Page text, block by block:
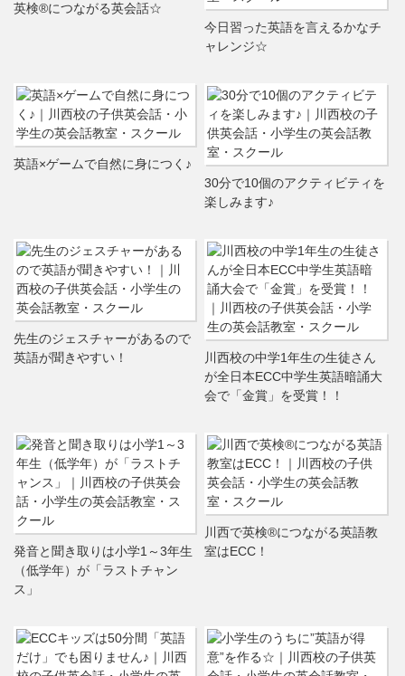
英検®につながる英会話☆
今日習った英語を言えるかなチ
ャレンジ☆
英語×ゲームで自然に身につく♪
30分で10個のアクティビティを
楽しみます♪
先生のジェスチャーがあるので
英語が聞きやすい！
川西校の中学1年生の生徒さん
が全日本ECC中学生英語暗誦大
会で「金賞」を受賞！！
発音と聞き取りは小学1～3年生
（低学年）が「ラストチャン
ス」
川西で英検®につながる英語教
室はECC！